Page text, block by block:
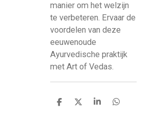
manier om het welzijn
te verbeteren. Ervaar de
voordelen van deze
eeuwenoude
Ayurvedische praktijk
met Art of Vedas.
D
D
S
D